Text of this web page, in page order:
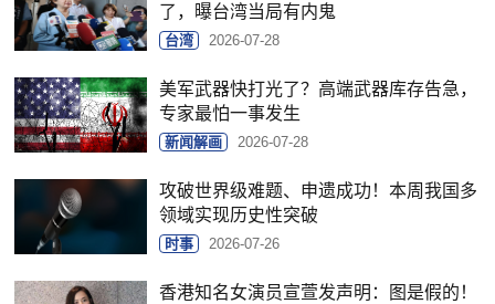
了，曝台湾当局有内鬼
台湾 2026-07-28
美军武器快打光了？高端武器库存告急，
专家最怕一事发生
新闻解画 2026-07-28
攻破世界级难题、申遗成功！本周我国多
领域实现历史性突破
时事 2026-07-26
香港知名女演员宣萱发声明：图是假的！